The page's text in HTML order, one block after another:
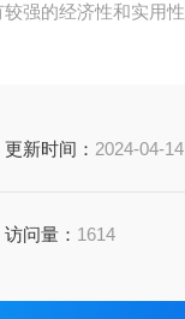
强的经济性和实用性
更新时间： 2024-04-14
访问量： 1614